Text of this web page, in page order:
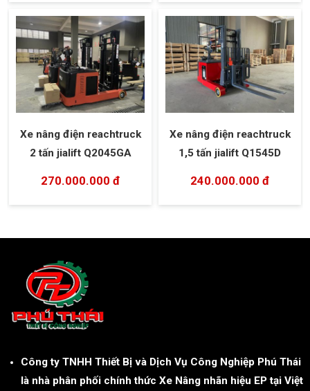
Xe nâng điện reachtruck
2 tấn jialift Q2045GA
270.000.000 đ
Xe nâng điện reachtruck
1,5 tấn jialift Q1545D
240.000.000 đ
Công ty TNHH Thiết Bị và Dịch Vụ Công Nghiệp Phú Thái
là nhà phân phối chính thức Xe Nâng nhãn hiệu EP tại Việt